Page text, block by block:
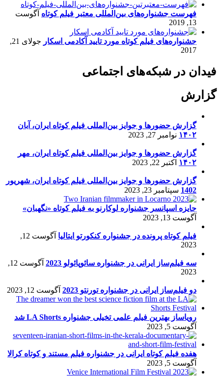
فهرست جشنواره‌های بین‌المللی معتبر فیلم کوتاه آگوست
13, 2019
جشنواره‌های فیلم کوتاه مورد تایید آکادمی اسکار
جولای 21,
2017
فیدان در شبکه‌های اجتماعی
گزارش
گزارش حضورها و جوایز بین‌المللی فیلم کوتاه ایران، آبان
۱۴۰۲ نوامبر 27, 2023
گزارش حضورها و جوایز بین‌المللی فیلم کوتاه ایران، مهر
۱۴۰۲ اکتبر 22, 2023
گزارش حضورها و جوایز بین‌المللی فیلم کوتاه ایران، شهریور
1402 سپتامبر 23, 2023
جایزه اسپانسر جشنواره لوکارنو به فیلم کوتاه «نگهبان»
آگوست 13, 2023
فیلم کوتاه پرونده در جشنواره کنکورتو ایتالیا
آگوست 12,
2023
سه فیلم‌ساز ایرانی در جشنواره سائوپائولو 2023
آگوست 12,
2023
دو فیلم‌ساز ایرانی در جشنواره تورنتو 2023 آگوست 12, 2023
رویاساز بهترین فیلم علمی تخیلی جشنواره LA Shorts شد
آگوست 5, 2023
هفده فیلم کوتاه ایرانی در جشنواره فیلم مستند و کوتاه کرالا
آگوست 5, 2023